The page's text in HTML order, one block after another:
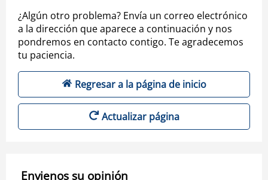
¿Algún otro problema? Envía un correo electrónico
a la dirección que aparece a continuación y nos
pondremos en contacto contigo. Te agradecemos
tu paciencia.
Regresar a la página de inicio
Actualizar página
Envienos su opinión